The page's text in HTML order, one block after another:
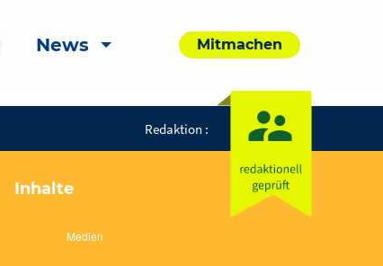
News Mitmachen
Redaktion :
Inhalte